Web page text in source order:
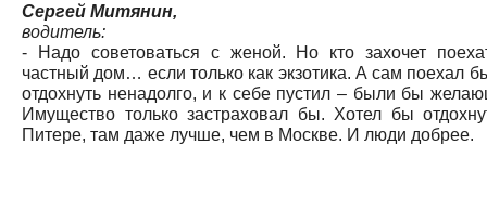
Сергей Митянин,
водитель:
- Надо советоваться с женой. Но кто захочет
частный дом… если только как экзотика. А сам поехал
отдохнуть ненадолго, и к себе пустил – были бы
Имущество только застраховал бы. Хотел бы
Питере, там даже лучше, чем в Москве. И люди добрее.